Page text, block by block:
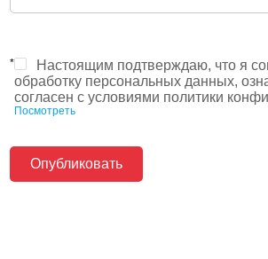
*
Настоящим подтверждаю, что я
обработку персональных данных,
согласен с условиями политики
Посмотреть